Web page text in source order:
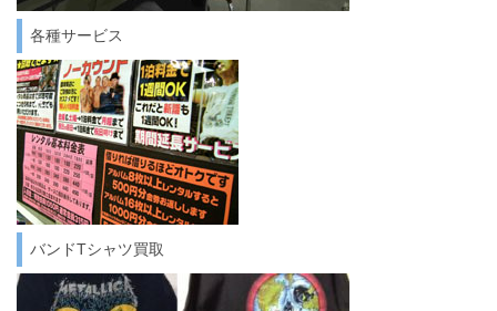
各種サービス
バンドTシャツ買取